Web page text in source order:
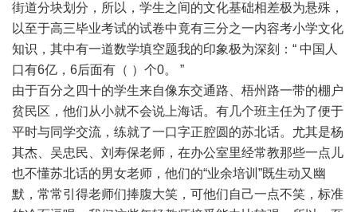
街道分块划分，所以，学生之间的文化基础相差极为悬殊，
以至于高三毕业考试的试卷中竟有三分之一内容考小学文化
知识，其中有一道数学填空题我的印象极为深刻：“ 中国人
口有6亿，6后面有（ ）个0。 ”
由于百分之四十的学生来自像东交通路、梧州路一带的棚户
贫民区，他们从小就不会说上海话。有几个班主任为了便于
平时与同学交流，练就了一口字正腔圆的苏北话。尤其是杨
其杰、吴忠民、刘寿保老师，在办公室里经常教那些一点儿
也不懂苏北话的男女老师，他们的“业余培训”既生动又幽
默，常常引得老师们捧腹大笑，可他们自己一点不笑，标准